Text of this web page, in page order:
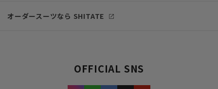
オーダースーツなら SHITATE
OFFICIAL SNS